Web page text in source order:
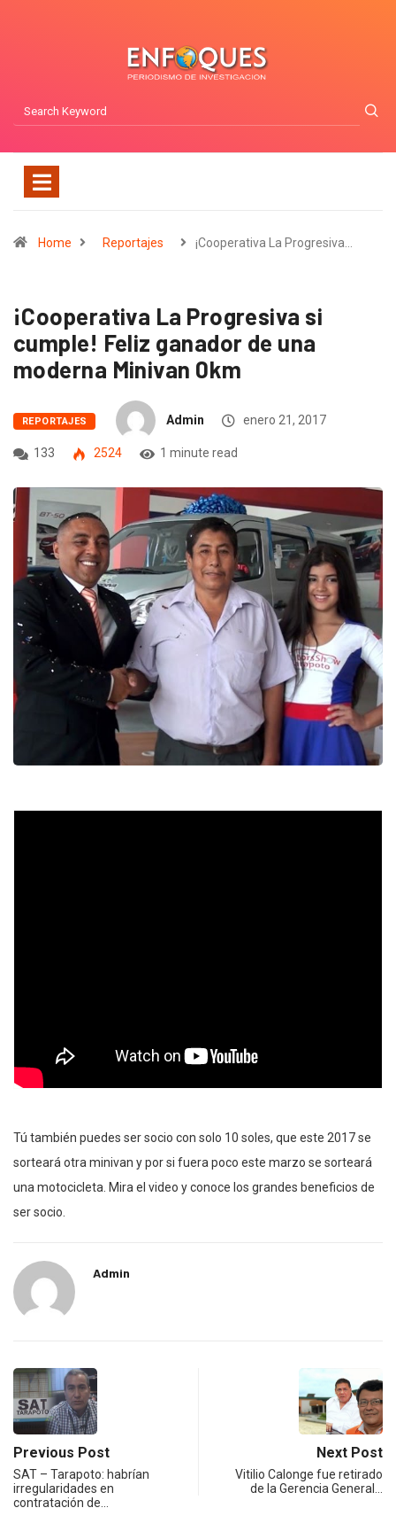
Home Reportajes ¡Cooperativa La Progresiva…
¡Cooperativa La Progresiva si
cumple! Feliz ganador de una
moderna Minivan 0km
REPORTAJES Admin enero 21, 2017
133 2524 1 minute read
Tú también puedes ser socio con solo 10 soles, que este 2017 se
sorteará otra minivan y por si fuera poco este marzo se sorteará
una motocicleta. Mira el video y conoce los grandes beneficios de
ser socio.
Admin
Previous Post
SAT – Tarapoto: habrían
irregularidades en
contratación de…
Next Post
Vitilio Calonge fue retirado
de la Gerencia General…